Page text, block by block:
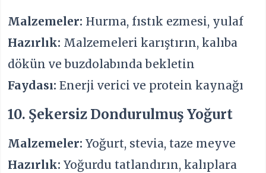
Malzemeler: Hurma, fıstık ezmesi, yulaf
Hazırlık: Malzemeleri karıştırın, kalıba
dökün ve buzdolabında bekletin
Faydası: Enerji verici ve protein kaynağı
10. Şekersiz Dondurulmuş Yoğurt
Malzemeler: Yoğurt, stevia, taze meyve
Hazırlık: Yoğurdu tatlandırın, kalıplara